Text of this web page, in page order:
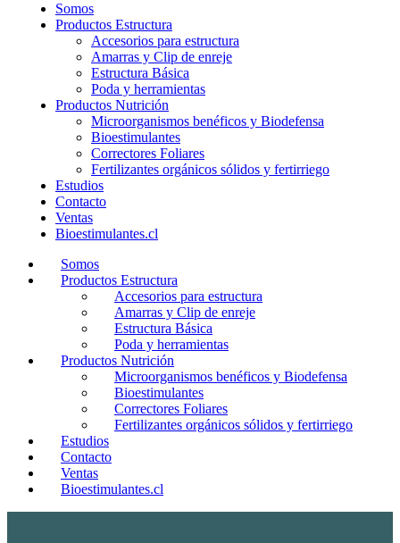
Somos
Productos Estructura
Accesorios para estructura
Amarras y Clip de enreje
Estructura Básica
Poda y herramientas
Productos Nutrición
Microorganismos benéficos y Biodefensa
Bioestimulantes
Correctores Foliares
Fertilizantes orgánicos sólidos y fertirriego
Estudios
Contacto
Ventas
Bioestimulantes.cl
Somos
Productos Estructura
Accesorios para estructura
Amarras y Clip de enreje
Estructura Básica
Poda y herramientas
Productos Nutrición
Microorganismos benéficos y Biodefensa
Bioestimulantes
Correctores Foliares
Fertilizantes orgánicos sólidos y fertirriego
Estudios
Contacto
Ventas
Bioestimulantes.cl